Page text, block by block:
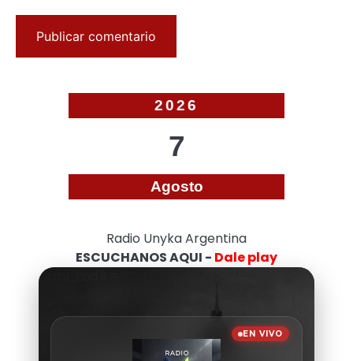
2026
7
Agosto
Radio Unyka Argentina
ESCUCHANOS AQUI - Dale play